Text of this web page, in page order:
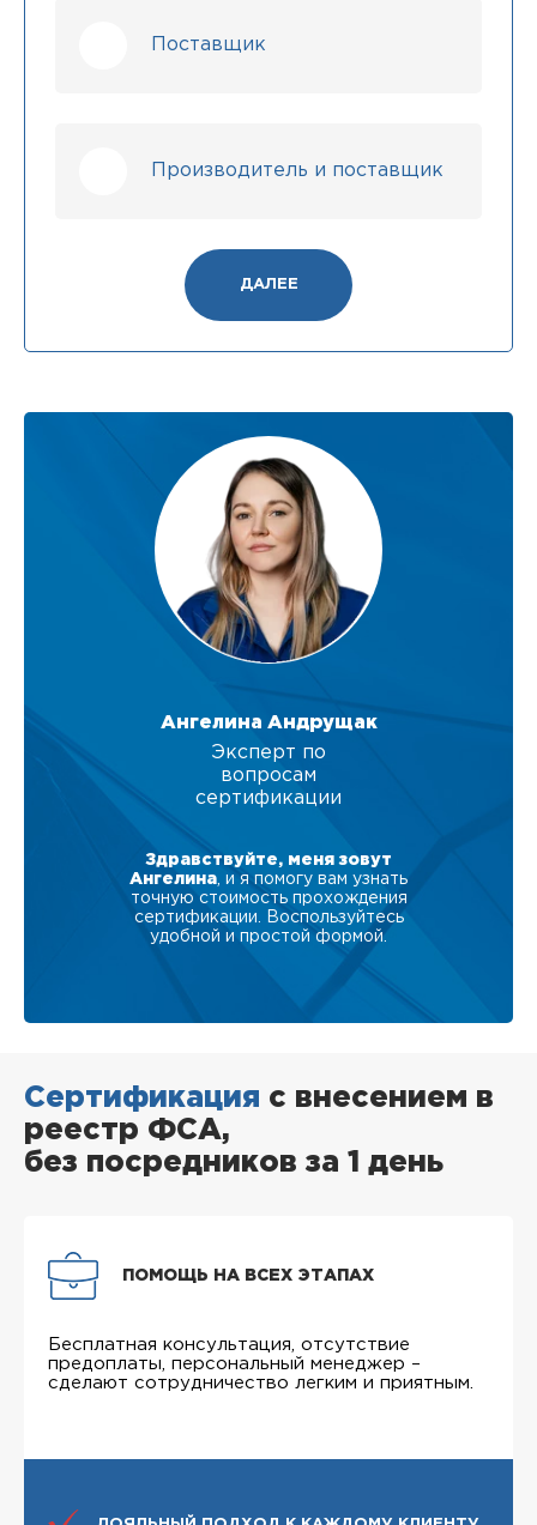
Поставщик
Производитель и поставщик
ДАЛЕЕ
Ангелина Андрущак
Эксперт по
вопросам
сертификации
Здравствуйте, меня зовут
Ангелина , и я помогу вам узнать
точную стоимость прохождения
сертификации. Воспользуйтесь
удобной и простой формой.
Сертификация с внесением в
реестр ФСА,
без посредников за 1 день
ПОМОЩЬ НА ВСЕХ ЭТАПАХ
Бесплатная консультация, отсутствие
предоплаты, персональный менеджер –
сделают сотрудничество легким и приятным.